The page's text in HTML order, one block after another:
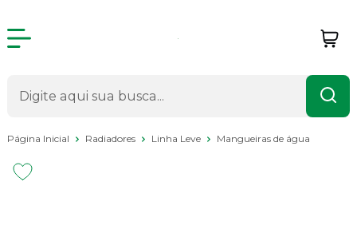
Página Inicial Radiadores Linha Leve Mangueiras de água